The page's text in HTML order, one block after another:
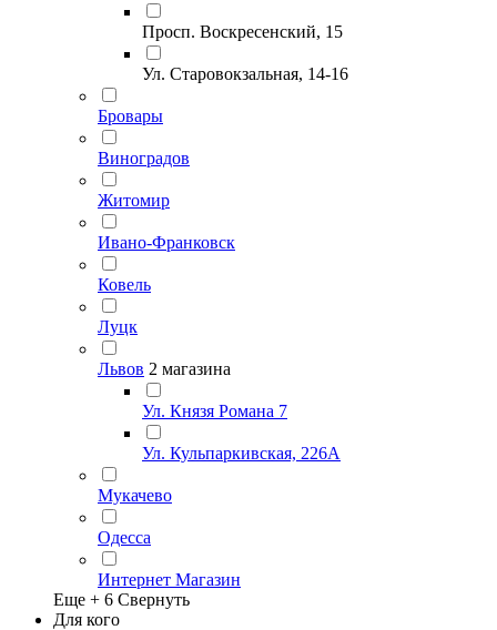
Просп. Воскресенский, 15
Ул. Старовокзальная, 14-16
Бровары
Виноградов
Житомир
Ивано-Франковск
Ковель
Луцк
Львов 2 магазина
Ул. Князя Романа 7
Ул. Кульпаркивская, 226А
Мукачево
Одесса
Интернет Магазин
Еще + 6 Свернуть
Для кого